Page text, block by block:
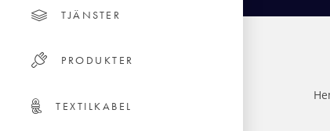
TJÄNSTER
PRODUKTER
TEXTILKABEL